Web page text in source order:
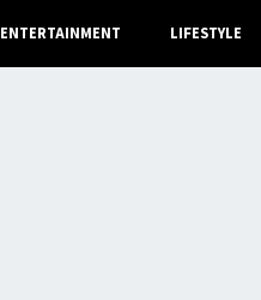
ENTERTAINMENT LIFESTYLE